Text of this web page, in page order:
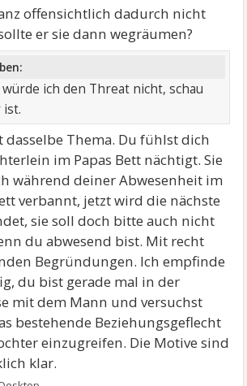
offensichtlich dadurch nicht
er sie dann wegräumen?
ich den Threat nicht, schau
ist.
dasselbe Thema. Du fühlst dich
im Papas Bett nächtigt. Sie
während deiner Abwesenheit im
verbannt, jetzt wird die nächste
sie soll doch bitte auch nicht
du abwesend bist. Mit recht
Begründungen. Ich empfinde
du bist gerade mal in der
mit dem Mann und versuchst
bestehende Beziehungsgeflecht
einzugreifen. Die Motive sind
klar.